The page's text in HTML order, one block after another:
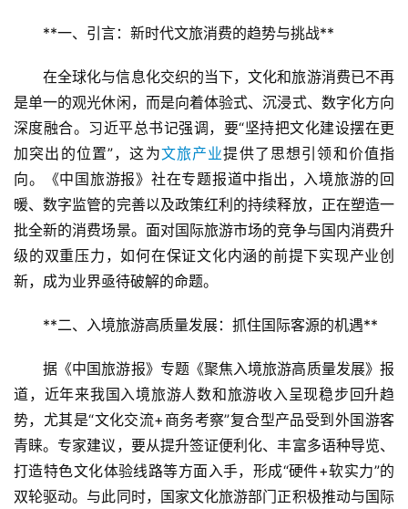
**一、引言：新时代文旅消费的趋势与挑战**
在全球化与信息化交织的当下，文化和旅游消费已不再
是单一的观光休闲，而是向着体验式、沉浸式、数字化方向
深度融合。习近平总书记强调，要“坚持把文化建设摆在更
加突出的位置”，这为文旅产业提供了思想引领和价值指
向。《中国旅游报》社在专题报道中指出，入境旅游的回
暖、数字监管的完善以及政策红利的持续释放，正在塑造一
批全新的消费场景。面对国际旅游市场的竞争与国内消费升
级的双重压力，如何在保证文化内涵的前提下实现产业创
新，成为业界亟待破解的命题。
**二、入境旅游高质量发展：抓住国际客源的机遇**
据《中国旅游报》专题《聚焦入境旅游高质量发展》报
道，近年来我国入境旅游人数和旅游收入呈现稳步回升趋
势，尤其是“文化交流+商务考察”复合型产品受到外国游客
青睐。专家建议，要从提升签证便利化、丰富多语种导览、
打造特色文化体验线路等方面入手，形成“硬件+软实力”的
双轮驱动。与此同时，国家文化旅游部门正积极推动与国际